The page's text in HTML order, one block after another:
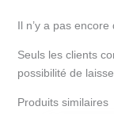
Il n’y a pas encore
Seuls les clients
possibilité de
Produits similaires